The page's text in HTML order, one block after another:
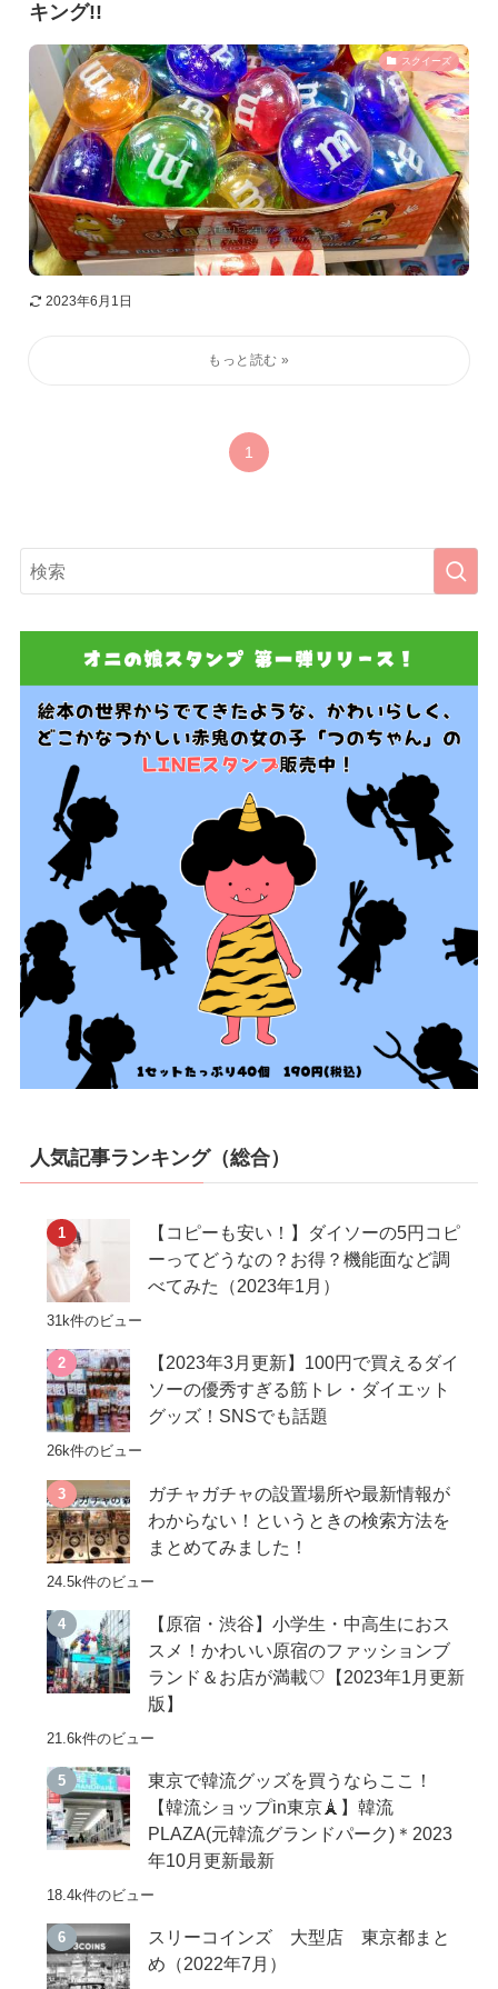
キング!!
スクイーズ
2023年6月1日
1
人気記事ランキング（総合）
【コピーも安い！】ダイソーの5円コピ
ーってどうなの？お得？機能面など調
べてみた（2023年1月）
31k件のビュー
【2023年3月更新】100円で買えるダイ
ソーの優秀すぎる筋トレ・ダイエット
グッズ！SNSでも話題
26k件のビュー
ガチャガチャの設置場所や最新情報が
わからない！というときの検索方法を
まとめてみました！
24.5k件のビュー
【原宿・渋谷】小学生・中高生におス
スメ！かわいい原宿のファッションブ
ランド＆お店が満載♡【2023年1月更新
版】
21.6k件のビュー
東京で韓流グッズを買うならここ！
【韓流ショップin東京🗼】韓流
PLAZA(元韓流グランドパーク)＊2023
年10月更新最新
18.4k件のビュー
スリーコインズ 大型店 東京都まと
め（2022年7月）